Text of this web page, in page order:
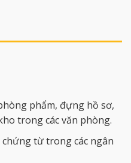
phẩm, đựng hồ sơ,
trong các văn phòng.
từ trong các ngân